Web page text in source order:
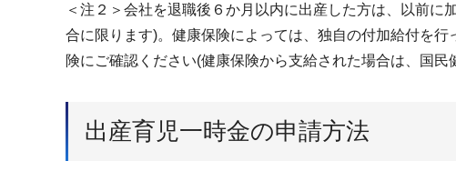
＜注２＞会社を退職後６か月以内に出産した方は、以前
合に限ります)。健康保険によっては、独自の付加給付を
険にご確認ください(健康保険から支給された場合は、国民
出産育児一時金の申請方法